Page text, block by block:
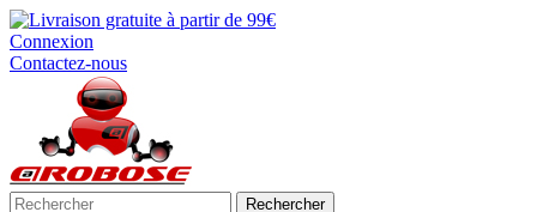
Connexion
Contactez-nous
Rechercher